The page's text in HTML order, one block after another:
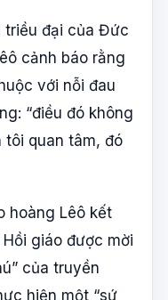
triều đại của Đức
cảnh báo rằng
với nỗi đau
“điều đó không
tôi quan tâm, đó
hoàng Lêô kết
giáo được mời
của truyền
hiện một “sứ